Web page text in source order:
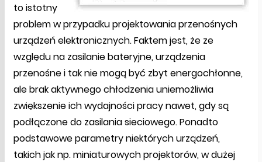
to istotny
problem w przypadku projektowania przenośnych
urządzeń elektronicznych. Faktem jest, że ze
względu na zasilanie bateryjne, urządzenia
przenośne i tak nie mogą być zbyt energochłonne,
ale brak aktywnego chłodzenia uniemożliwia
zwiększenie ich wydajności pracy nawet, gdy są
podłączone do zasilania sieciowego. Ponadto
podstawowe parametry niektórych urządzeń,
takich jak np. miniaturowych projektorów, w dużej